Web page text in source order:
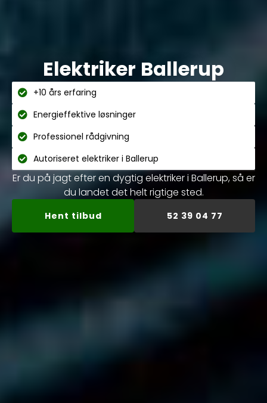
Elektriker Ballerup
+10 års erfaring
Energieffektive løsninger
Professionel rådgivning
Autoriseret elektriker i Ballerup
Er du på jagt efter en dygtig elektriker i Ballerup, så er
du landet det helt rigtige sted.
Hent tilbud 52 39 04 77